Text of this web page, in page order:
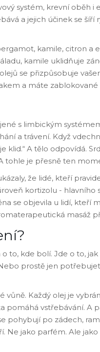
systém, krevní oběh i
a jejich účinek se šíří
kamile, citron a
kamile uklidňuje
se přizpůsobuje
a máte
s limbickým
a trávení. Když
klid.“ A tělo odpovídá.
tohle je přesně ten
že lidé, kteří
kortizolu -
se objevila u lidí, kteří
masáž
to, kde bolí. Jde o to,
prostě jen
Každý olej je
vstřebávání. A
pohybují po zádech,
Ne jako parfém. Ale